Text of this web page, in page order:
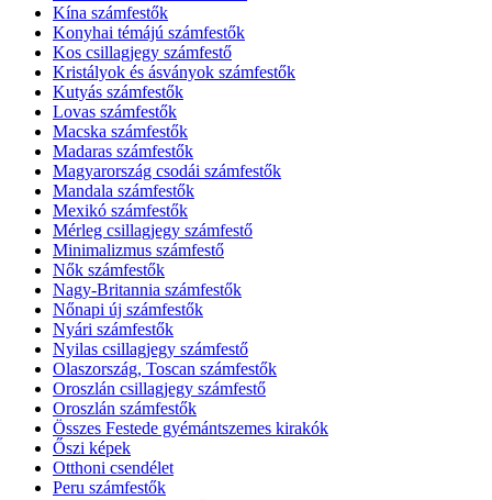
Kína számfestők
Konyhai témájú számfestők
Kos csillagjegy számfestő
Kristályok és ásványok számfestők
Kutyás számfestők
Lovas számfestők
Macska számfestők
Madaras számfestők
Magyarország csodái számfestők
Mandala számfestők
Mexikó számfestők
Mérleg csillagjegy számfestő
Minimalizmus számfestő
Nők számfestők
Nagy-Britannia számfestők
Nőnapi új számfestők
Nyári számfestők
Nyilas csillagjegy számfestő
Olaszország, Toscan számfestők
Oroszlán csillagjegy számfestő
Oroszlán számfestők
Összes Festede gyémántszemes kirakók
Őszi képek
Otthoni csendélet
Peru számfestők